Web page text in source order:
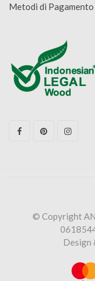
Metodi di Pagamento
© Copyright
Design